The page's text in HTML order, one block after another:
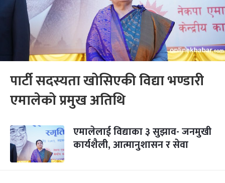
पार्टी सदस्यता खोसिएकी विद्या भण्डारी
एमालेको प्रमुख अतिथि
एमालेलाई विद्याका ३ सुझाव- जनमुखी
कार्यशैली, आत्मानुशासन र सेवा